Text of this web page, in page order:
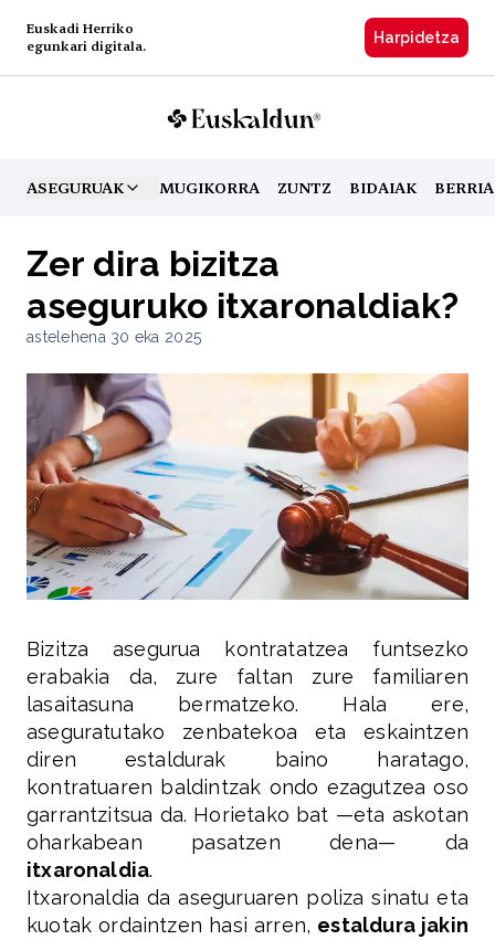
Euskadi Herriko
egunkari digitala.
Harpidetzа
ASEGURUAK
TOGGLE MENU MUGIKORRA ZUNTZ BIDAIAK
Zer dira bizitza
aseguruko itxaronaldiak?
astelehena 30 eka 2025
Bizitza asegurua kontratatzea funtsezko
erabakia da, zure faltan zure familiaren
lasaitasuna bermatzeko. Hala ere,
aseguratutako zenbatekoa eta eskaintzen
diren estaldurak baino haratago,
kontratuaren baldintzak ondo ezagutzea oso
garrantzitsua da. Horietako bat —eta askotan
oharkabean pasatzen dena— da
itxaronaldia.
Itxaronaldia da aseguruaren poliza sinatu eta
kuotak ordaintzen hasi arren, estaldura jakin